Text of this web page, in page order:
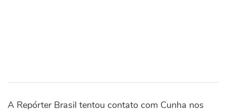
A Repórter Brasil tentou contato com Cunha nos